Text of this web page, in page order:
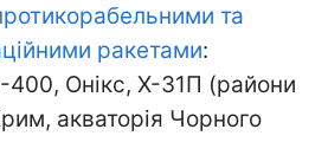
та
ракетами:
Онікс, Х-31П (райони
акваторія Чорного